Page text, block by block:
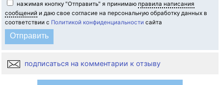
нажимая кнопку "Отправить" я принимаю правила написания
сообщений и даю свое согласие на персональную обработку данных в
соответствии с Политикой конфиденциальности сайта
подписаться на комментарии к отзыву